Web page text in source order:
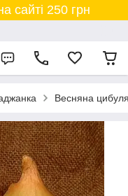
сайті 250 грн
Весняна